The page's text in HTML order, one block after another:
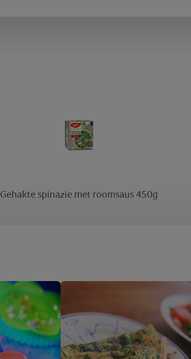
Gehakte spinazie met roomsaus 450g